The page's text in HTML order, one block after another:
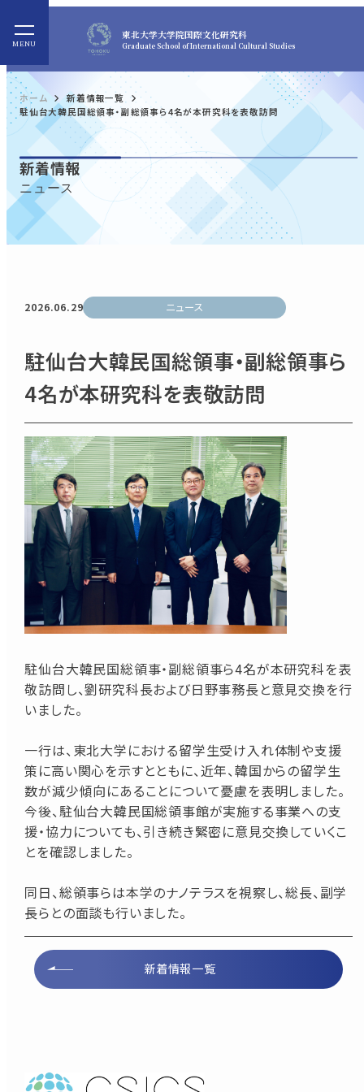
東北大学大学院国際文化研究科
Graduate School of International Cultural Studies
ホーム
新着情報一覧
駐仙台大韓民国総領事・副総領事ら4名が本研究科を表敬訪問
新着情報
ニュース
2026.06.29 ニュース
駐仙台大韓民国総領事・副総領事ら
4名が本研究科を表敬訪問
駐仙台大韓民国総領事・副総領事ら4名が本研究科を表
敬訪問し、劉研究科長および日野事務長と意見交換を行
いました。
一行は、東北大学における留学生受け入れ体制や支援
策に高い関心を示すとともに、近年、韓国からの留学生
数が減少傾向にあることについて憂慮を表明しました。
今後、駐仙台大韓民国総領事館が実施する事業への支
援・協力についても、引き続き緊密に意見交換していくこ
とを確認しました。
同日、総領事らは本学のナノテラスを視察し、総長、副学
長らとの面談も行いました。
新着情報一覧